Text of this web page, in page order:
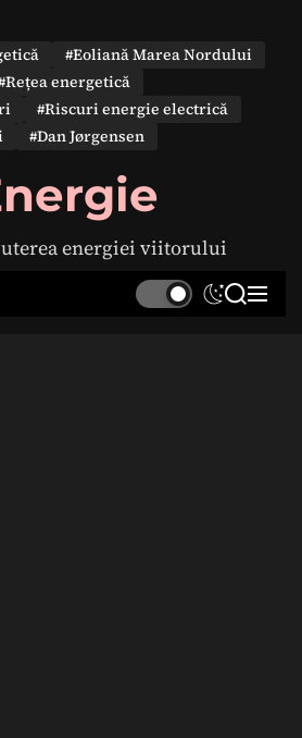
#Eoliană Marea Nordului
energetică
#Riscuri energie electrică
#Dan Jørgensen
energiei viitorului
S
S M